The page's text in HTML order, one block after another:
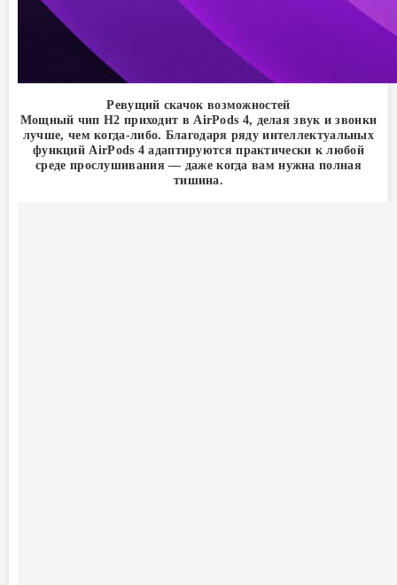
Ревущий скачок возможностей
Мощный чип H2 приходит в AirPods 4, делая звук и звонки
лучше, чем когда-либо. Благодаря ряду интеллектуальных
функций AirPods 4 адаптируются практически к любой
среде прослушивания — даже когда вам нужна полная
тишина.